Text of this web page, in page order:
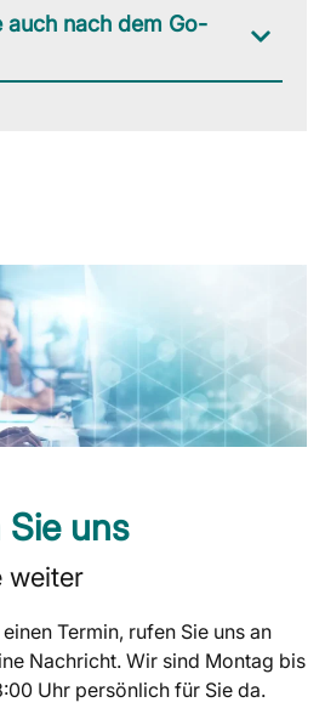
auch nach dem Go-
Sie uns
weiter
Termin, rufen Sie uns an
Nachricht. Wir sind Montag bis
Uhr persönlich für Sie da.